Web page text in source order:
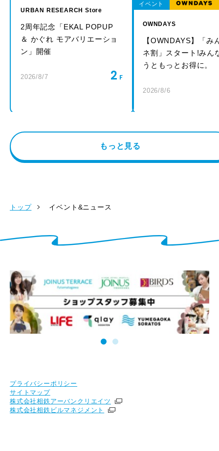
URBAN RESEARCH Store
2周年記念「EKAL POPUP
＆ かぐれ モアバリエーショ
ン」開催
2026/8/7 2
イベント
OWNDAYS
【OWNDAYS】「み
ネ割」スタート!みん
うともっとお得に。
2026/8/6
もっと見る
トップ イベント&ニュース
プライバシーポリシー
サイトマップ
株式会社相鉄アーバンクリエイツ
株式会社相鉄ビルマネジメント